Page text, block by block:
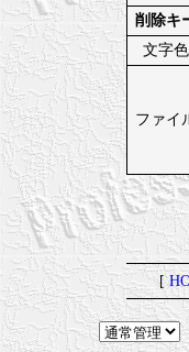
削除キ
文字色
ファイ
[